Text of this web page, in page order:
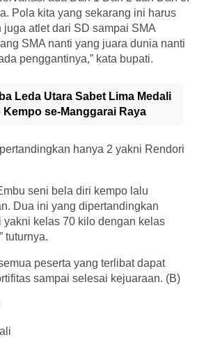
Pola kita yang sekarang ini harus
atlet dari SD sampai SMA
SMA nanti yang juara dunia nanti
penggantinya,” kata bupati.
Leda Utara Sabet Lima Medali
Kempo se-Manggarai Raya
hanya 2 yakni Rendori
seni bela diri kempo lalu
Dua ini yang dipertandingkan
yakni kelas 70 kilo dengan kelas
tuturnya.
peserta yang terlibat dapat
sampai selesai kejuaraan. (B)